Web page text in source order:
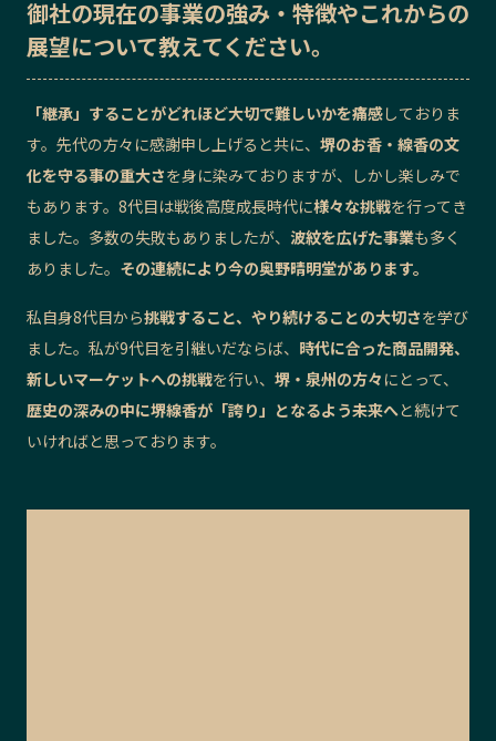
御社の現在の事業の強み・特徴やこれからの
展望について教えてください。
「継承」することがどれほど大切で難しいかを痛感しておりま
す。先代の方々に感謝申し上げると共に、 堺のお香・線香の文
化を守る事の重大さを身に染みておりますが、しかし楽しみで
もあります。8代目は戦後高度成長時代に様々な挑戦を行ってき
ました。多数の失敗もありましたが、 波紋を広げた事業も多く
ありました。 その連続により今の奥野晴明堂があります。
私自身8代目から挑戦すること、やり続けることの大切さを学び
ました。私が9代目を引継いだならば、 時代に合った商品開発、
新しいマーケットへの挑戦を行い、 堺・泉州の方々 にとって、
歴史の深みの中に堺線香が「誇り」となるよう未来へと続けて
いければと思っております。